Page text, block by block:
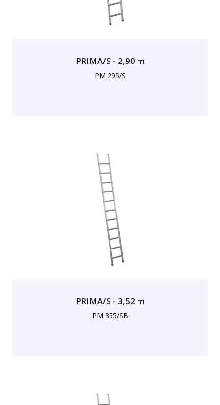
PRIMA/S - 2,90 m
PM 295/S
PRIMA/S - 3,52 m
PM 355/SB